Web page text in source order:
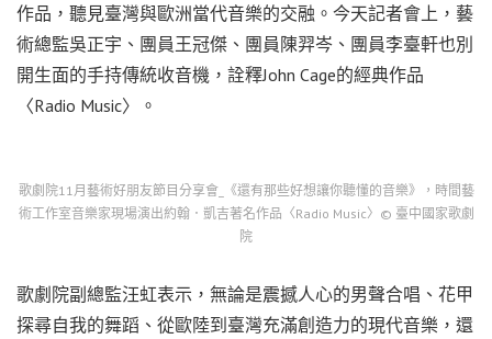
作品，聽見臺灣與歐洲當代音樂的交融。今天記者會上，藝
術總監吳正宇、團員王冠傑、團員陳羿岑、團員李臺軒也別
開生面的手持傳統收音機，詮釋John Cage的經典作品
〈Radio Music〉。
歌劇院11月藝術好朋友節目分享會_《還有那些好想讓你聽懂的音樂》，時間藝
術工作室音樂家現場演出約翰．凱吉著名作品〈Radio Music〉© 臺中國家歌劇
院
歌劇院副總監汪虹表示，無論是震撼人心的男聲合唱、花甲
探尋自我的舞蹈、從歐陸到臺灣充滿創造力的現代音樂，還